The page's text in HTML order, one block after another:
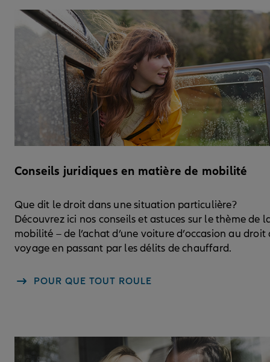
Conseils juridiques en matière de mobilité
Que dit le droit dans une situation particulière?
Découvrez ici nos conseils et astuces sur le thème de
mobilité – de l’achat d’une voiture d’occasion au droit
voyage en passant par les délits de chauffard.
POUR QUE TOUT ROULE